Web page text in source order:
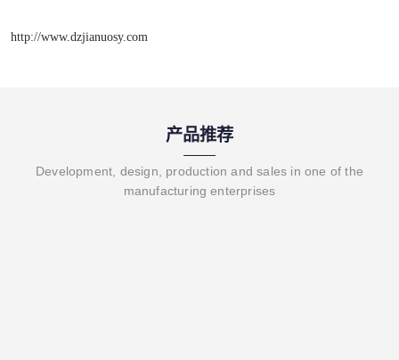
http://www.dzjianuosy.com
产品推荐
Development, design, production and sales in one of the
manufacturing enterprises